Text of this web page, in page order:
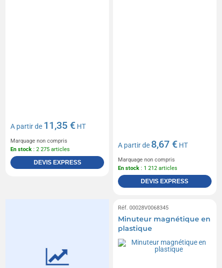
A partir de 11,35 € HT
Marquage non compris
En stock : 2 275 articles
DEVIS EXPRESS
A partir de 8,67 € HT
Marquage non compris
En stock : 1 212 articles
DEVIS EXPRESS
Réf. 00028V0068345
Minuteur magnétique en
plastique